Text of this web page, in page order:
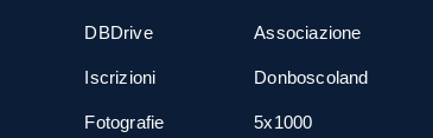
DBDrive
Iscrizioni
Fotografie
Associazione
Donboscoland
5x1000